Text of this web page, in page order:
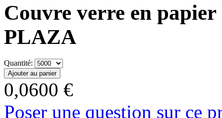
Couvre verre en
PLAZA
Quantité:
0,0600 €
Poser une question sur ce